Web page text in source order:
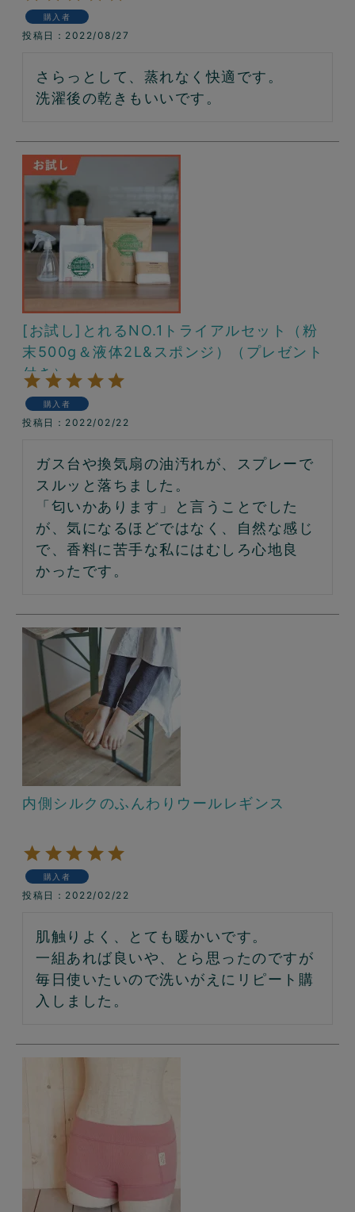
購入者
投稿日 2022/08/27
さらっとして、蒸れなく快適です。
洗濯後の乾きもいいです。
[お試し]とれるNO.1トライアルセット（粉
末500g＆液体2L&スポンジ）（プレゼント
付き）
購入者
投稿日 2022/02/22
ガス台や換気扇の油汚れが、スプレーで
スルッと落ちました。
「匂いかあります」と言うことでした
が、気になるほどではなく、自然な感じ
で、香料に苦手な私にはむしろ心地良
かったです。
内側シルクのふんわりウールレギンス
購入者
投稿日 2022/02/22
肌触りよく、とても暖かいです。
一組あれば良いや、とら思ったのですが
毎日使いたいので洗いがえにリピート購
入しました。